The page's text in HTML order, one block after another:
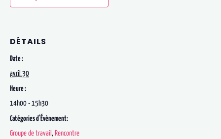
DÉTAILS
Date :
avril 30
Heure :
14h00 - 15h30
Catégories d’Évènement:
Groupe de travail , Rencontre